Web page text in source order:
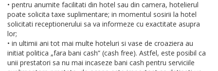
• pentru anumite facilitati din hotel sau din camera, hotelierul
poate solicita taxe suplimentare; in momentul sosirii la hotel
solicitati receptionerului sa va informeze cu exactitate asupra
lor;
• in ultimii ani tot mai multe hoteluri si vase de croaziera au
initiat politica „fara bani cash” (cash free). Astfel, este posibil ca
unii prestatori sa nu mai incaseze bani cash pentru serviciile